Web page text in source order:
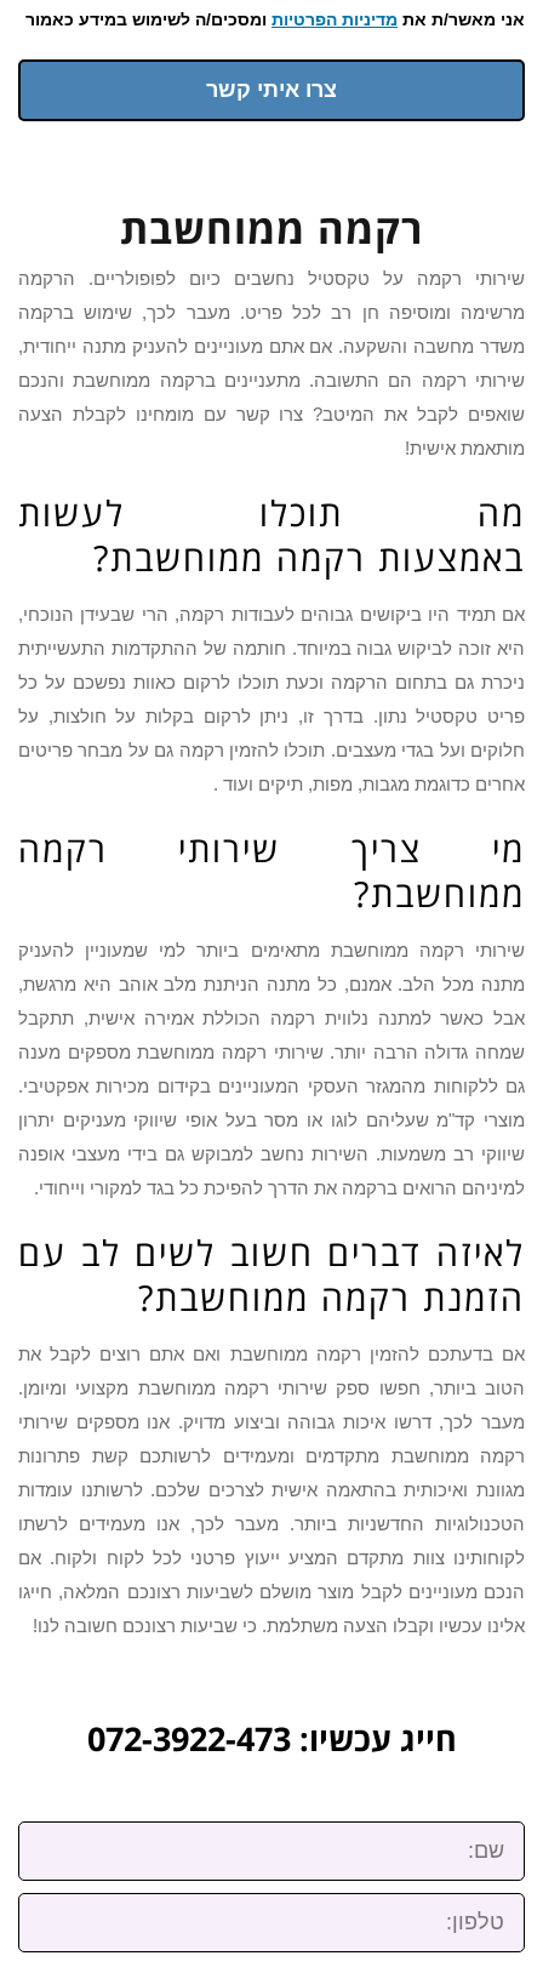
אני מאשר/ת את מדיניות הפרטיות ומסכים/ה לשימוש במידע כאמור
צרו איתי קשר
רקמה ממוחשבת
שירותי רקמה על טקסטיל נחשבים כיום לפופולריים. הרקמה
מרשימה ומוסיפה חן רב לכל פריט. מעבר לכך, שימוש ברקמה
משדר מחשבה והשקעה. אם אתם מעוניינים להעניק מתנה ייחודית,
שירותי רקמה הם התשובה. מתעניינים ברקמה ממוחשבת והנכם
שואפים לקבל את המיטב? צרו קשר עם מומחינו לקבלת הצעה
מותאמת אישית!
מה תוכלו לעשות
באמצעות רקמה ממוחשבת?
אם תמיד היו ביקושים גבוהים לעבודות רקמה, הרי שבעידן הנוכחי,
היא זוכה לביקוש גבוה במיוחד. חותמה של ההתקדמות התעשייתית
ניכרת גם בתחום הרקמה וכעת תוכלו לרקום כאוות נפשכם על כל
פריט טקסטיל נתון. בדרך זו, ניתן לרקום בקלות על חולצות, על
חלוקים ועל בגדי מעצבים. תוכלו להזמין רקמה גם על מבחר פריטים
אחרים כדוגמת מגבות, מפות, תיקים ועוד .
מי צריך שירותי רקמה
ממוחשבת?
שירותי רקמה ממוחשבת מתאימים ביותר למי שמעוניין להעניק
מתנה מכל הלב. אמנם, כל מתנה הניתנת מלב אוהב היא מרגשת,
אבל כאשר למתנה נלווית רקמה הכוללת אמירה אישית, תתקבל
שמחה גדולה הרבה יותר. שירותי רקמה ממוחשבת מספקים מענה
גם ללקוחות מהמגזר העסקי המעוניינים בקידום מכירות אפקטיבי.
מוצרי קד"מ שעליהם לוגו או מסר בעל אופי שיווקי מעניקים יתרון
שיווקי רב משמעות. השירות נחשב למבוקש גם בידי מעצבי אופנה
למיניהם הרואים ברקמה את הדרך להפיכת כל בגד למקורי וייחודי.
לאיזה דברים חשוב לשים לב עם
הזמנת רקמה ממוחשבת?
אם בדעתכם להזמין רקמה ממוחשבת ואם אתם רוצים לקבל את
הטוב ביותר, חפשו ספק שירותי רקמה ממוחשבת מקצועי ומיומן.
מעבר לכך, דרשו איכות גבוהה וביצוע מדויק. אנו מספקים שירותי
רקמה ממוחשבת מתקדמים ומעמידים לרשותכם קשת פתרונות
מגוונת ואיכותית בהתאמה אישית לצרכים שלכם. לרשותנו עומדות
הטכנולוגיות החדשניות ביותר. מעבר לכך, אנו מעמידים לרשתו
לקוחותינו צוות מתקדם המציע ייעוץ פרטני לכל לקוח ולקוח. אם
הנכם מעוניינים לקבל מוצר מושלם לשביעות רצונכם המלאה, חייגו
אלינו עכשיו וקבלו הצעה משתלמת. כי שביעות רצונכם חשובה לנו!
חייג עכשיו: 072-3922-473
שם:
טלפון: